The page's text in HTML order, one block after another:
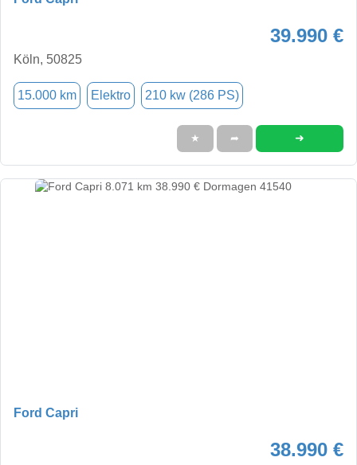
39.990 €
Köln, 50825
15.000 km Elektro 210 kw (286 PS)
★ ➦ ➜
Ford Capri
38.990 €